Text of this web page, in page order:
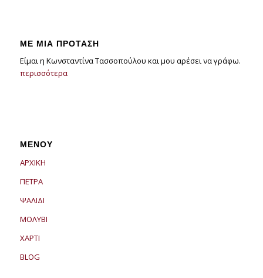
ΜΕ ΜΙΑ ΠΡΟΤΑΣΗ
Είμαι η Κωνσταντίνα Τασσοπούλου και μου αρέσει να γράφω.
περισσότερα
ΜΕΝΟΥ
ΑΡΧΙΚΗ
ΠΕΤΡΑ
ΨΑΛΙΔΙ
ΜΟΛΥΒΙ
ΧΑΡΤΙ
BLOG